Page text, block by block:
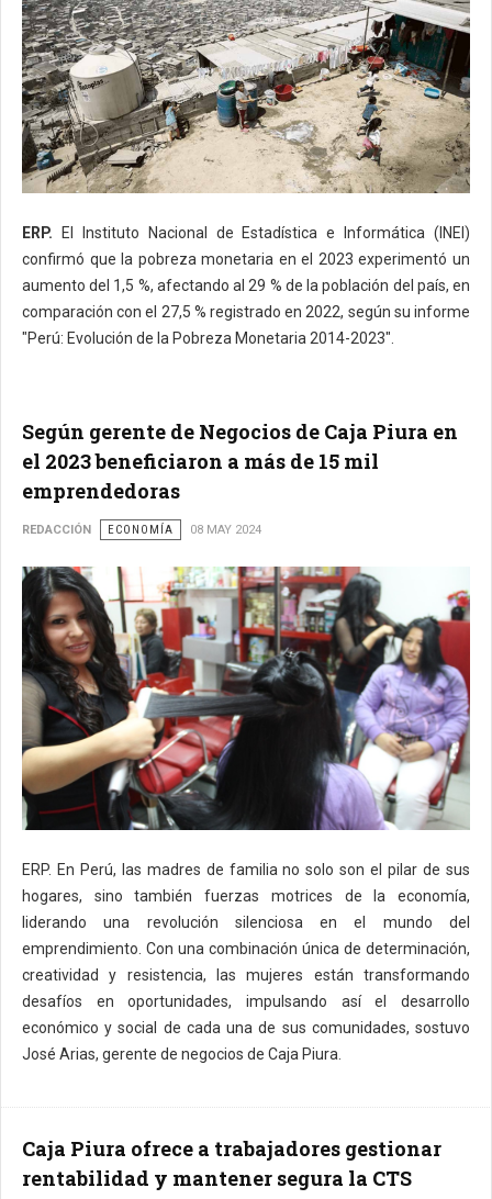
ERP. El Instituto Nacional de Estadística e Informática (INEI)
confirmó que la pobreza monetaria en el 2023 experimentó un
aumento del 1,5 %, afectando al 29 % de la población del país, en
comparación con el 27,5 % registrado en 2022, según su informe
"Perú: Evolución de la Pobreza Monetaria 2014-2023".
Según gerente de Negocios de Caja Piura en
el 2023 beneficiaron a más de 15 mil
emprendedoras
REDACCIÓN ECONOMÍA 08 MAY 2024
ERP. En Perú, las madres de familia no solo son el pilar de sus
hogares, sino también fuerzas motrices de la economía,
liderando una revolución silenciosa en el mundo del
emprendimiento. Con una combinación única de determinación,
creatividad y resistencia, las mujeres están transformando
desafíos en oportunidades, impulsando así el desarrollo
económico y social de cada una de sus comunidades, sostuvo
José Arias, gerente de negocios de Caja Piura.
Caja Piura ofrece a trabajadores gestionar
rentabilidad y mantener segura la CTS